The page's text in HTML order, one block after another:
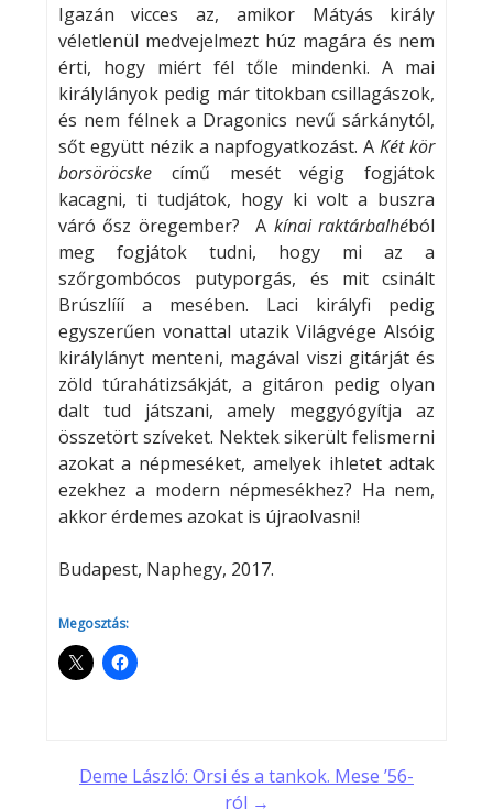
Igazán vicces az, amikor Mátyás király
véletlenül medvejelmezt húz magára és nem
érti, hogy miért fél tőle mindenki. A mai
királylányok pedig már titokban csillagászok,
és nem félnek a Dragonics nevű sárkánytól,
sőt együtt nézik a napfogyatkozást. AKét kör
borsöröcskecímű mesét végig fogjátok
kacagni, ti tudjátok, hogy ki volt a buszra
váró ősz öregember? A kínai raktárbalhéból
meg fogjátok tudni, hogy mi az a
szőrgombócos putyporgás, és mit csinált
Brúszlííí a mesében. Laci királyfi pedig
egyszerűen vonattal utazik Világvége Alsóig
királylányt menteni, magával viszi gitárját és
zöld túrahátizsákját, a gitáron pedig olyan
dalt tud játszani, amely meggyógyítja az
összetört szíveket. Nektek sikerült felismerni
azokat a népmeséket, amelyek ihletet adtak
ezekhez a modern népmesékhez? Ha nem,
akkor érdemes azokat is újraolvasni!
Budapest, Naphegy, 2017.
Megosztás:
Post
Deme László: Orsi és a tankok. Mese ’56-
ról →